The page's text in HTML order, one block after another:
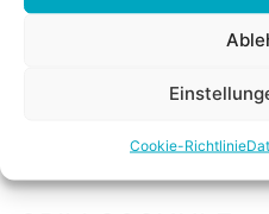
Coo­kie-Richt­li­nie